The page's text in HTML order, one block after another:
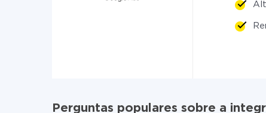
Perguntas populares sobre a